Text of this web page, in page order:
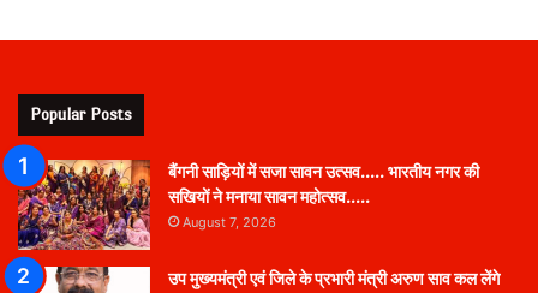
Popular Posts
बैंगनी साड़ियों में सजा सावन उत्सव….. भारतीय नगर की
सखियों ने मनाया सावन महोत्सव…..
August 7, 2026
उप मुख्यमंत्री एवं जिले के प्रभारी मंत्री अरुण साव कल लेंगे